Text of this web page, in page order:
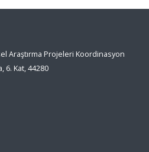
Araştırma Projeleri Koordinasyon
6. Kat, 44280